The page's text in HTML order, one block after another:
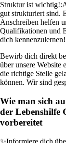
Struktur ist wichtig!:
gut strukturiert sind.
Anschreiben helfen
Qualifikationen und
dich kennenzulernen!
Bewirb dich direkt
über unsere Website
die richtige Stelle
können. Wir sind
Wie man sich
der Lebenshilfe
vorbereitet
✨Informiere dich